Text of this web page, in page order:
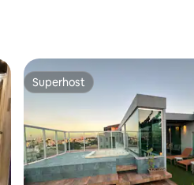
Superhost
Superhost